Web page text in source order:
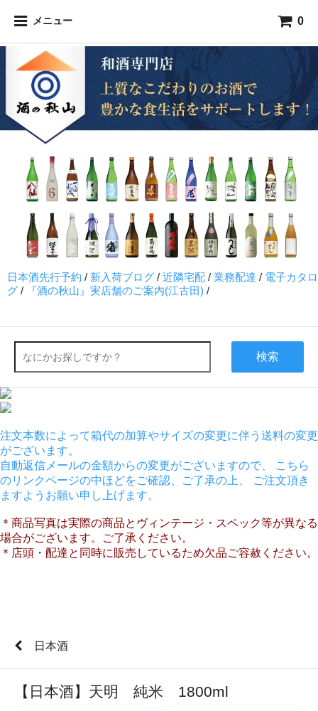
メニュー 0
日本酒先行予約 / 新入荷ブログ / 近隣宅配 / 業務配達 / 電子カタロ
グ / 『酒の秋山』実店舗のご案内(江古田) /
検索
注文本数によって箱代の加算やサイズの変更に伴う送料の変更
がございます。
自動返信メールの金額からの変更がございますので、 こちら
のリンクページの中ほどをご確認、ご了承の上、 ご注文頂き
ますようお願い申し上げます。
＊商品写真は実際の商品とヴィンテージ・スペック等が異なる
場合がございます。ご了承ください。
＊店頭・配達と同時に販売しているため欠品ご容赦ください。
日本酒
【日本酒】天明 純米 1800ml